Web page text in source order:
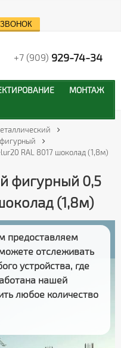
RAL 8017 шоколад (1,8м)
фигурный 0,5
(1,8м)
предоставляем
отслеживать
устройства, где
нашей
любое количество
+7 (909) 929-74-34
МОНТАЖ